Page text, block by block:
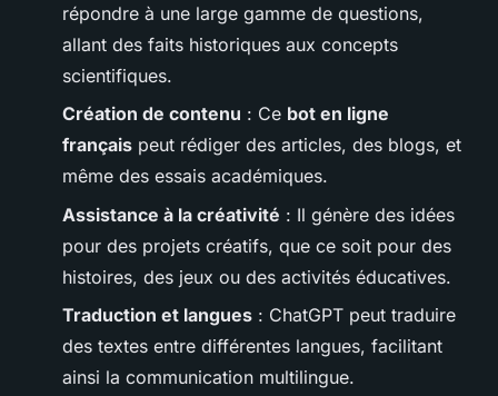
répondre à une large gamme de questions,
allant des faits historiques aux concepts
scientifiques.
Création de contenu : Ce bot en ligne
français peut rédiger des articles, des blogs, et
même des essais académiques.
Assistance à la créativité : Il génère des idées
pour des projets créatifs, que ce soit pour des
histoires, des jeux ou des activités éducatives.
Traduction et langues : ChatGPT peut traduire
des textes entre différentes langues, facilitant
ainsi la communication multilingue.